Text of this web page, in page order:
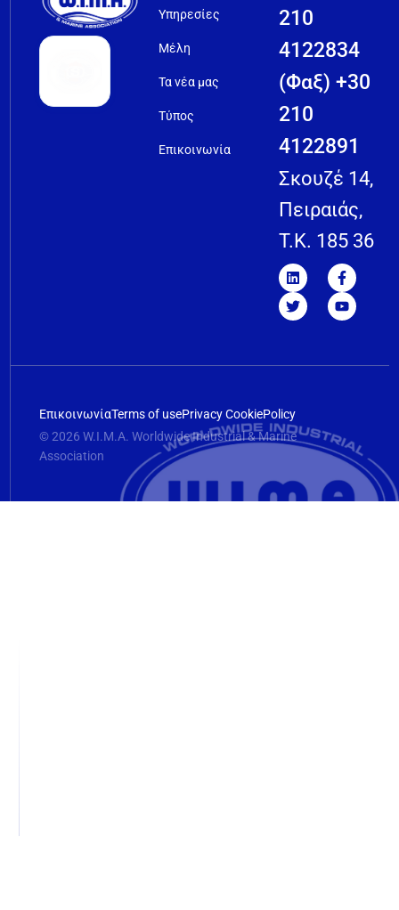
Υπηρεσίες
Μέλη
Τα νέα μας
Τύπος
Επικοινωνία
210
4122834
(Φαξ) +30
210
4122891
Σκουζέ 14,
Πειραιάς,
T.K. 185 36
ΕπικοινωνίαTerms of usePrivacy CookiePolicy
© 2026 W.I.M.A. Worldwide Industrial & Marine
Association